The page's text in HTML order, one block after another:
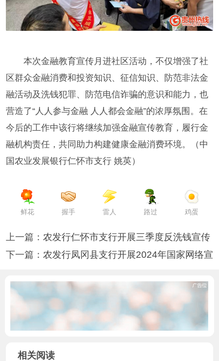
本次金融教育宣传月进社区活动，不仅增强了社
区群众金融消费和投资知识、征信知识、防范非法金
融活动及洗钱犯罪、防范电信诈骗的意识和能力，也
营造了“人人参与金融 人人都会金融”的浓厚氛围。在
今后的工作中该行将继续加强金融宣传教育，履行金
融机构责任，共同助力构建健康金融消费环境。（中
国农业发展银行仁怀市支行 姚英）
鲜花 握手 雷人 路过 鸡蛋
上一篇： 农发行仁怀市支行开展三季度反洗钱宣传
下一篇： 农发行凤冈县支行开展2024年国家网络宣
相关阅读